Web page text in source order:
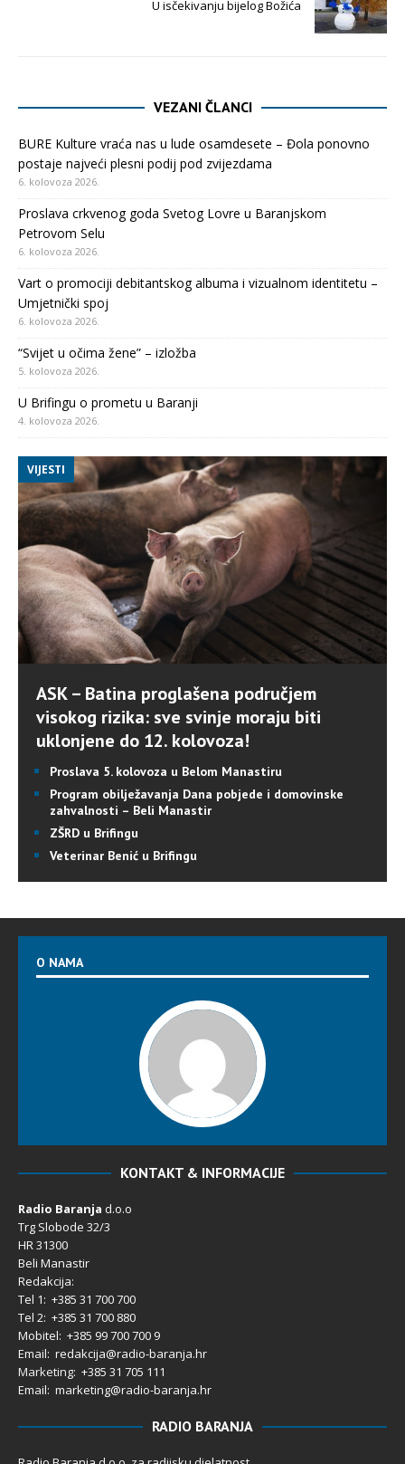
U isčekivanju bijelog Božića
VEZANI ČLANCI
BURE Kulture vraća nas u lude osamdesete – Đola ponovno
postaje najveći plesni podij pod zvijezdama
6. kolovoza 2026.
Proslava crkvenog goda Svetog Lovre u Baranjskom
Petrovom Selu
6. kolovoza 2026.
Vart o promociji debitantskog albuma i vizualnom identitetu –
Umjetnički spoj
6. kolovoza 2026.
“Svijet u očima žene” – izložba
5. kolovoza 2026.
U Brifingu o prometu u Baranji
4. kolovoza 2026.
VIJESTI
ASK – Batina proglašena područjem
visokog rizika: sve svinje moraju biti
uklonjene do 12. kolovoza!
Proslava 5. kolovoza u Belom Manastiru
Program obilježavanja Dana pobjede i domovinske
zahvalnosti – Beli Manastir
ZŠRD u Brifingu
Veterinar Benić u Brifingu
O NAMA
KONTAKT & INFORMACIJE
Radio Baranja d.o.o
Trg Slobode 32/3
HR 31300
Beli Manastir
Redakcija:
Tel 1: +385 31 700 700
Tel 2: +385 31 700 880
Mobitel: +385 99 700 700 9
Email: redakcija@radio-baranja.hr
Marketing: +385 31 705 111
Email: marketing@radio-baranja.hr
RADIO BARANJA